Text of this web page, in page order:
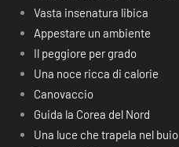
Vasta insenatura libica
Appestare un ambiente
Il peggiore per grado
Una noce ricca di calorie
Canovaccio
Guida la Corea del Nord
Una luce che trapela nel buio